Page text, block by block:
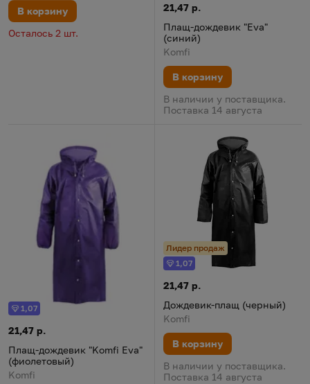
В корзину
Осталось 2 шт.
Плащ-дождевик "Eva" (синий)
Цена:
21,47 р.
Плащ-дождевик "Eva"
(синий)
Komfi
В корзину
В наличии у поставщика.
Поставка 14 августа
Бонус
1,07
Плащ-дождевик "Komfi Eva" (фиолетовый)
Цена:
21,47 р.
Плащ-дождевик "Komfi Eva"
(фиолетовый)
Komfi
Лидер продаж
Бонус
1,07
Дождевик-плащ (черный)
Цена:
21,47 р.
Дождевик-плащ (черный)
Komfi
В корзину
В наличии у поставщика.
Поставка 14 августа